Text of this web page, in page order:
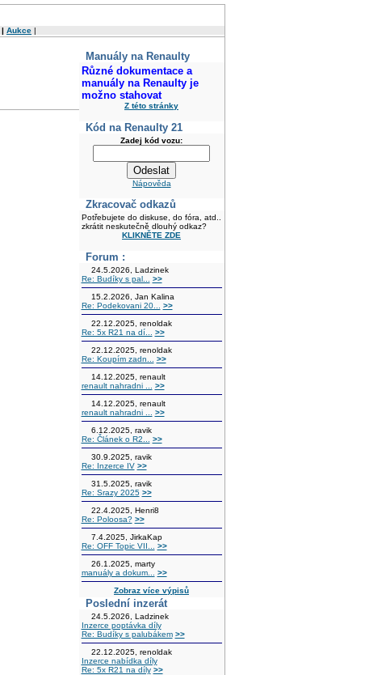
| Aukce |
Manuály na Renaulty
Různé dokumentace a
manuály na Renaulty je
možno stahovat
Z této stránky
Kód na Renaulty 21
Zadej kód vozu:
Nápověda
Zkracovač odkazů
Potřebujete do diskuse, do fóra, atd..
zkrátit neskutečně dlouhý odkaz?
KLIKNĚTE ZDE
Forum :
24.5.2026, Ladzinek
Re: Budíky s pal...
>>
15.2.2026, Jan Kalina
Re: Podekovani 20...
>>
22.12.2025, renoldak
Re: 5x R21 na dí...
>>
22.12.2025, renoldak
Re: Koupím zadn...
>>
14.12.2025, renault
renault nahradni ...
>>
14.12.2025, renault
renault nahradni ...
>>
6.12.2025, ravik
Re: Článek o R2...
>>
30.9.2025, ravik
Re: Inzerce IV >>
31.5.2025, ravik
Re: Srazy 2025 >>
22.4.2025, Henri8
Re: Poloosa? >>
7.4.2025, JirkaKap
Re: OFF Topic VII...
>>
26.1.2025, marty
manuály a dokum...
>>
Zobraz více výpisů
Poslední inzerát
24.5.2026, Ladzinek
Inzerce poptávka díly
Re: Budíky s palubákem >>
22.12.2025, renoldak
Inzerce nabídka díly
Re: 5x R21 na díly >>